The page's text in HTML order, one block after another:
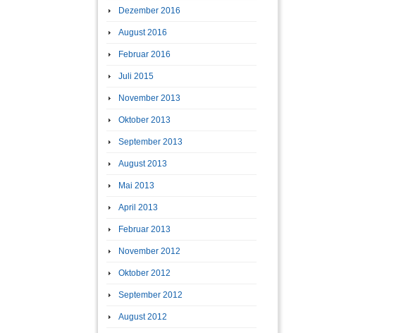
Dezember 2016
August 2016
Februar 2016
Juli 2015
November 2013
Oktober 2013
September 2013
August 2013
Mai 2013
April 2013
Februar 2013
November 2012
Oktober 2012
September 2012
August 2012